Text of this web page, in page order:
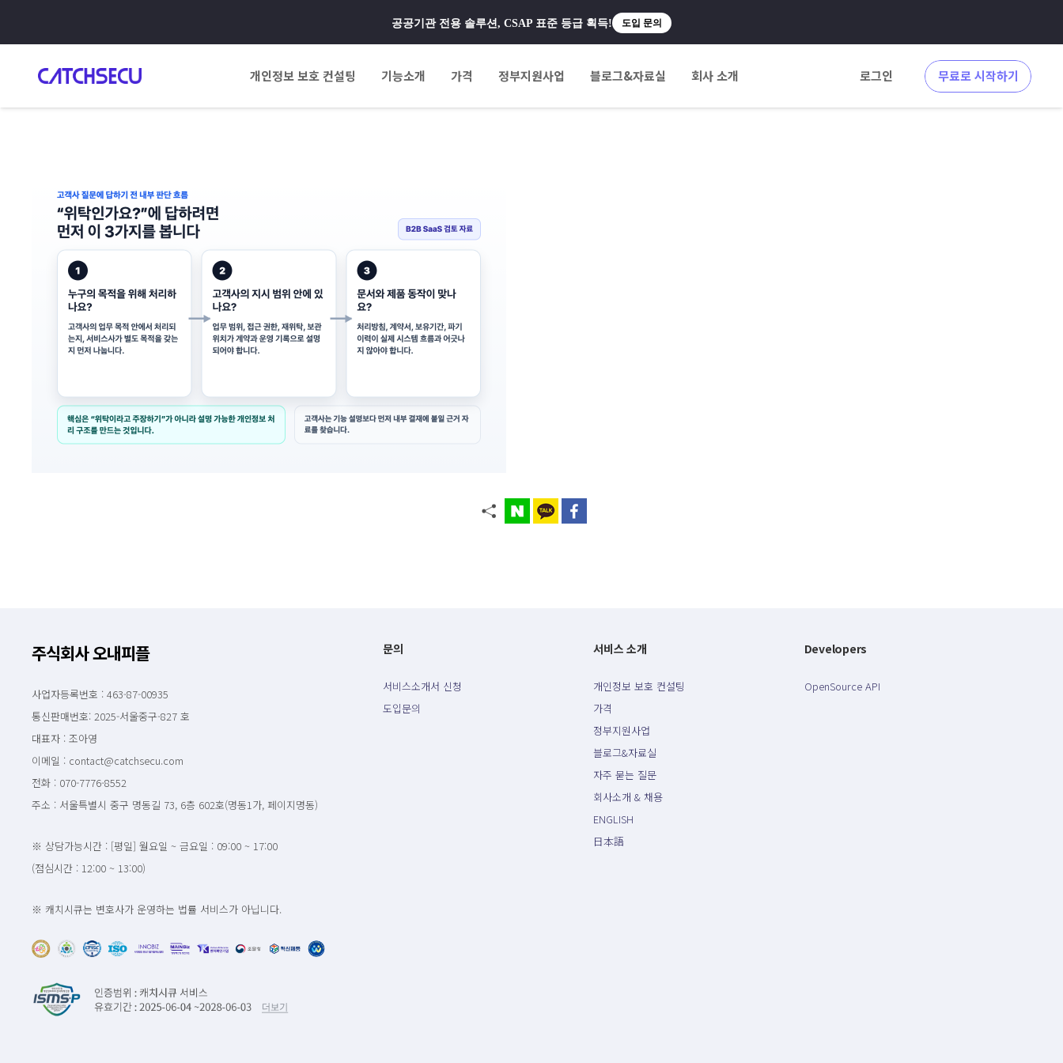
공공기관 전용 솔루션, CSAP 표준 등급 획득! 도입 문의
개인정보 보호 컨설팅 기능소개 가격 정부지원사업 블로그&자료실 회사 소개 로그인 무료로 시작하기
주식회사 오내피플
사업자등록번호 : 463-87-00935
통신판매번호: 2025-서울중구-827 호
대표자 : 조아영
이메일 : contact@catchsecu.com
전화 : 070-7776-8552
주소 : 서울특별시 중구 명동길 73, 6층 602호(명동1가, 페이지명동)
※ 상담가능시간 : [평일] 월요일 ~ 금요일 : 09:00 ~ 17:00
(점심시간 : 12:00 ~ 13:00)
※ 캐치시큐는 변호사가 운영하는 법률 서비스가 아닙니다.
문의
서비스소개서 신청
도입문의
서비스 소개
개인정보 보호 컨설팅
가격
정부지원사업
블로그&자료실
자주 묻는 질문
회사소개 & 채용
ENGLISH
日本語
Developers
OpenSource API